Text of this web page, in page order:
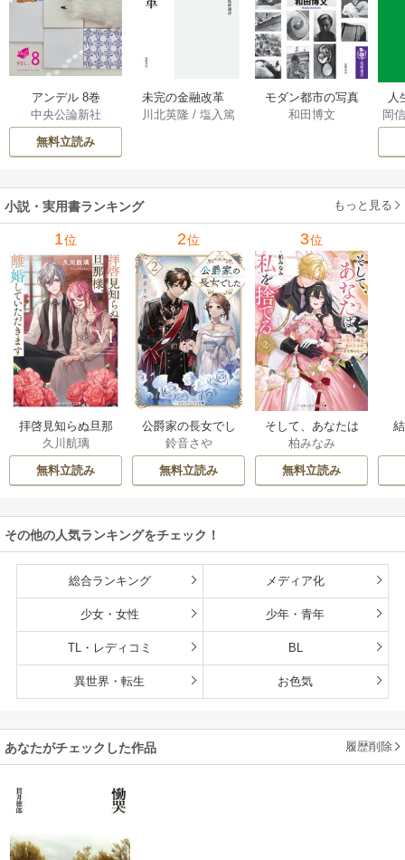
アンデル 8巻
中央公論新社
無料立読み
未完の金融改革
――池尾和人の政
川北英隆 /塩入篤
モダン都市の写真
史 1923－1944
和田博文
人
教
岡
小説・実用書ランキング もっと見る
1位
拝啓見知らぬ旦那
様、離婚していた
だきます
久川航璃
無料立読み
2位
公爵家の長女でし
た
鈴音さや
無料立読み
3位
そして、あなたは
私を捨てる
柏みなみ
無料立読み
その他の人気ランキングをチェック！
総合ランキング メディア化
少女・女性 少年・青年
TL・レディコミ BL
異世界・転生 お色気
あなたがチェックした作品 履歴削除